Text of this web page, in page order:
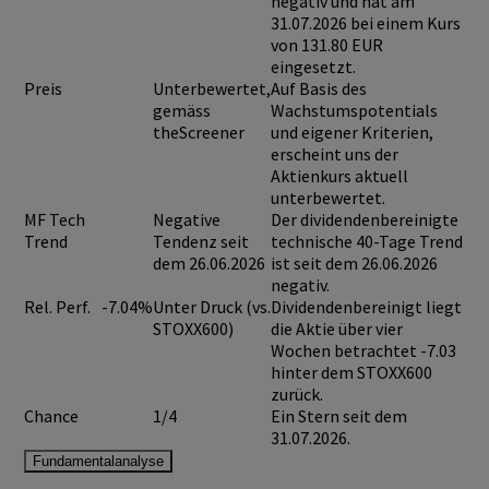
31.07.2026 bei einem Kurs
von 131.80 EUR
eingesetzt.
Preis
Unterbewertet,
gemäss
theScreener
Auf Basis des
Wachstumspotentials
und eigener Kriterien,
erscheint uns der
Aktienkurs aktuell
unterbewertet.
MF Tech
Trend
Negative
Tendenz seit
dem 26.06.2026
Der dividendenbereinigte
technische 40-Tage Trend
ist seit dem 26.06.2026
negativ.
Rel. Perf. -7.04%Unter Druck (vs.
STOXX600)
Dividendenbereinigt liegt
die Aktie über vier
Wochen betrachtet -7.03
hinter dem STOXX600
zurück.
Chance
1/4
Ein Stern seit dem
31.07.2026.
Fundamentalanalyse